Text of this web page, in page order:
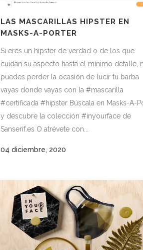
LAS MASCARILLAS HIPSTER EN
MASKS-A-PORTER
Si eres un hipster de verdad o de los que
cuidan su aspecto hasta el mínimo detalle,
puedes perder la ocasión de lucir tu barba
vayas donde vayas con la #mascarilla
#certificada #hipster Búscala en Masks-A-
y descubre la colección #inyourface de
Sanserif.es O atrévete con...
04 diciembre, 2020